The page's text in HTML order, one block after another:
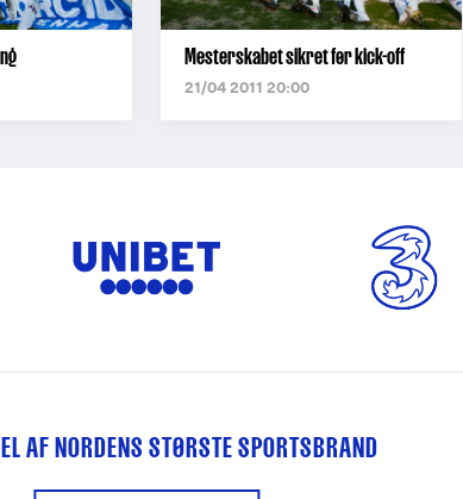
Mesterskabet sikret før kick-off
21/04 2011 20:00
AF NORDENS STØRSTE SPORTSBRAND